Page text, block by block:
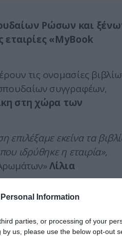
Information
parties, or processing of your
us, please use the below opt-out
Ρώσων και
«MyBook
τις ονομασίες
συγγραφέων,
στη χώρα των
εκείνα τα
ιδρύθηκε η εταιρία»,
Λίλια
του κάθε λογοτεχνικού
γεγονότα και τους
δούμε παράλληλα τι